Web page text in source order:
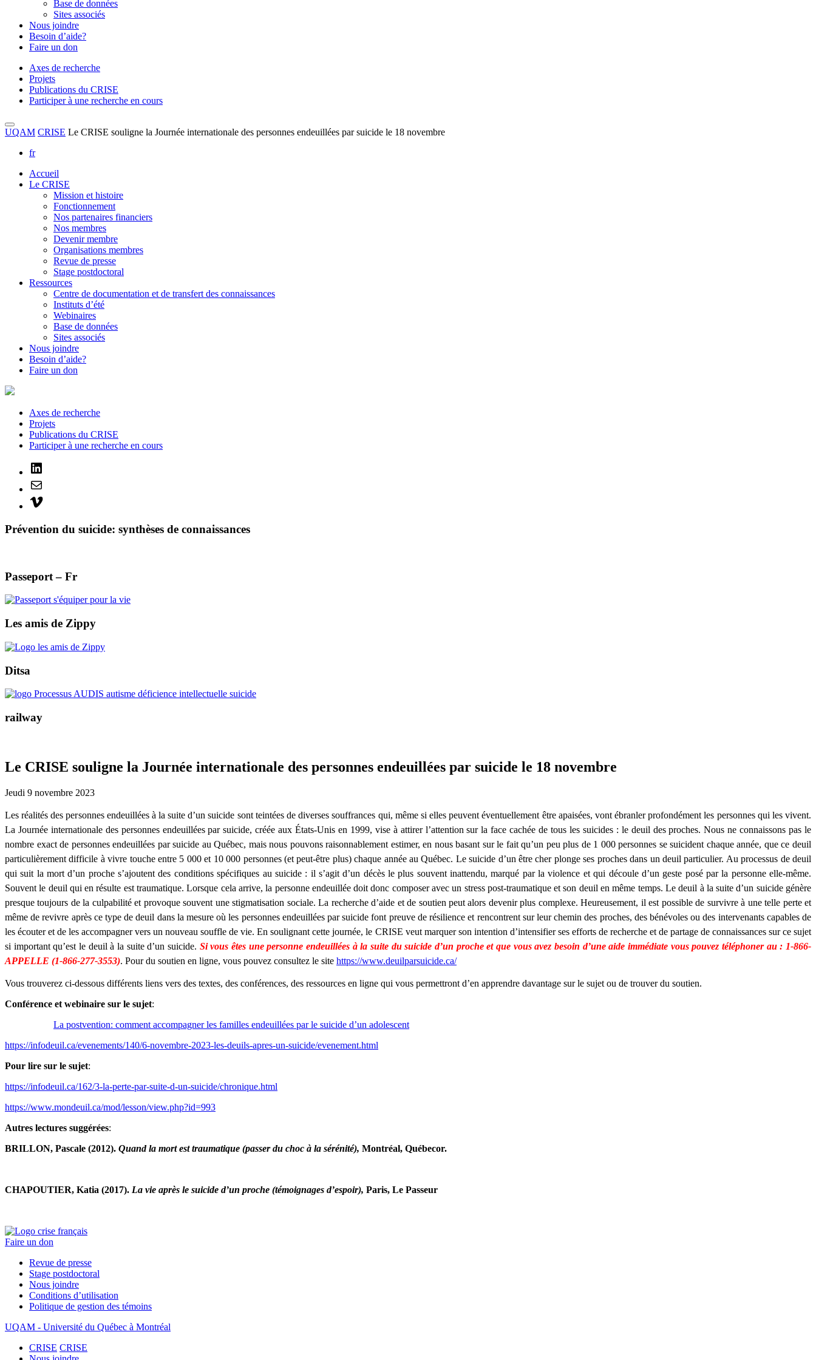
Base de données
Sites associés
Nous joindre
Besoin d’aide?
Faire un don
Axes de recherche
Projets
Publications du CRISE
Participer à une recherche en cours
UQAM CRISE Le CRISE souligne la Journée internationale des personnes endeuillées par suicide le 18 novembre
fr
Accueil
Le CRISE
Mission et histoire
Fonctionnement
Nos partenaires financiers
Nos membres
Devenir membre
Organisations membres
Revue de presse
Stage postdoctoral
Ressources
Centre de documentation et de transfert des connaissances
Instituts d’été
Webinaires
Base de données
Sites associés
Nous joindre
Besoin d’aide?
Faire un don
Axes de recherche
Projets
Publications du CRISE
Participer à une recherche en cours
Prévention du suicide: synthèses de connaissances
Passeport – Fr
Les amis de Zippy
Ditsa
railway
Le CRISE souligne la Journée internationale des personnes endeuillées par suicide le 18 novembre
Jeudi 9 novembre 2023
Les réalités des personnes endeuillées à la suite d’un suicide sont teintées de diverses souffrances qui, même si elles peuvent éventuellement être apaisées, vont ébranler profondément les personnes qui les vivent.
La Journée internationale des personnes endeuillées par suicide, créée aux États-Unis en 1999, vise à attirer l’attention sur la face cachée de tous les suicides : le deuil des proches. Nous ne connaissons pas le
nombre exact de personnes endeuillées par suicide au Québec, mais nous pouvons raisonnablement estimer, en nous basant sur le fait qu’un peu plus de 1 000 personnes se suicident chaque année, que ce deuil
particulièrement difficile à vivre touche entre 5 000 et 10 000 personnes (et peut-être plus) chaque année au Québec. Le suicide d’un être cher plonge ses proches dans un deuil particulier. Au processus de deuil
qui suit la mort d’un proche s’ajoutent des conditions spécifiques au suicide : il s’agit d’un décès le plus souvent inattendu, marqué par la violence et qui découle d’un geste posé par la personne elle-même.
Souvent le deuil qui en résulte est traumatique. Lorsque cela arrive, la personne endeuillée doit donc composer avec un stress post-traumatique et son deuil en même temps. Le deuil à la suite d’un suicide génère
presque toujours de la culpabilité et provoque souvent une stigmatisation sociale. La recherche d’aide et de soutien peut alors devenir plus complexe. Heureusement, il est possible de survivre à une telle perte et
même de revivre après ce type de deuil dans la mesure où les personnes endeuillées par suicide font preuve de résilience et rencontrent sur leur chemin des proches, des bénévoles ou des intervenants capables de
les écouter et de les accompagner vers un nouveau souffle de vie. En soulignant cette journée, le CRISE veut marquer son intention d’intensifier ses efforts de recherche et de partage de connaissances sur ce sujet
si important qu’est le deuil à la suite d’un suicide. Si vous êtes une personne endeuillées à la suite du suicide d’un proche et que vous avez besoin d’une aide immédiate vous pouvez téléphoner au : 1-866-
APPELLE (1-866-277-3553). Pour du soutien en ligne, vous pouvez consultez le site https://www.deuilparsuicide.ca/
Vous trouverez ci-dessous différents liens vers des textes, des conférences, des ressources en ligne qui vous permettront d’en apprendre davantage sur le sujet ou de trouver du soutien.
Conférence et webinaire sur le sujet:
La postvention: comment accompagner les familles endeuillées par le suicide d’un adolescent
https://infodeuil.ca/evenements/140/6-novembre-2023-les-deuils-apres-un-suicide/evenement.html
Pour lire sur le sujet:
https://infodeuil.ca/162/3-la-perte-par-suite-d-un-suicide/chronique.html
https://www.mondeuil.ca/mod/lesson/view.php?id=993
Autres lectures suggérées:
BRILLON, Pascale (2012). Quand la mort est traumatique (passer du choc à la sérénité), Montréal, Québecor.
CHAPOUTIER, Katia (2017). La vie après le suicide d’un proche (témoignages d’espoir), Paris, Le Passeur
Faire un don
Revue de presse
Stage postdoctoral
Nous joindre
Conditions d’utilisation
Politique de gestion des témoins
UQAM - Université du Québec à Montréal
CRISE CRISE